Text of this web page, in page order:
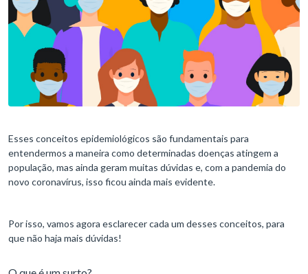
Esses conceitos epidemiológicos são fundamentais para
entendermos a maneira como determinadas doenças atingem a
população, mas ainda geram muitas dúvidas e, com a pandemia do
novo coronavírus, isso ficou ainda mais evidente.
Por isso, vamos agora esclarecer cada um desses conceitos, para
que não haja mais dúvidas!